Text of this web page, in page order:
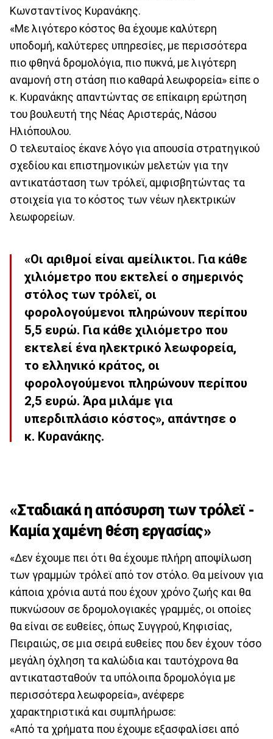
Κωνσταντίνος Κυρανάκης.
«Με λιγότερο κόστος θα έχουμε καλύτερη
υποδομή, καλύτερες υπηρεσίες, με περισσότερα
πιο φθηνά δρομολόγια, πιο πυκνά, με λιγότερη
αναμονή στη στάση πιο καθαρά λεωφορεία» είπε ο
κ. Κυρανάκης απαντώντας σε επίκαιρη ερώτηση
του βουλευτή της Νέας Αριστεράς, Νάσου
Ηλιόπουλου.
Ο τελευταίος έκανε λόγο για απουσία στρατηγικού
σχεδίου και επιστημονικών μελετών για την
αντικατάσταση των τρόλεϊ, αμφισβητώντας τα
στοιχεία για το κόστος των νέων ηλεκτρικών
λεωφορείων.
«Οι αριθμοί είναι αμείλικτοι. Για κάθε
χιλιόμετρο που εκτελεί ο σημερινός
στόλος των τρόλεϊ, οι
φορολογούμενοι πληρώνουν περίπου
5,5 ευρώ. Για κάθε χιλιόμετρο που
εκτελεί ένα ηλεκτρικό λεωφορεία,
το ελληνικό κράτος, οι
φορολογούμενοι πληρώνουν περίπου
2,5 ευρώ. Άρα μιλάμε για
υπερδιπλάσιο κόστος», απάντησε ο
κ. Κυρανάκης.
«Σταδιακά η απόσυρση των τρόλεϊ -
Καμία χαμένη θέση εργασίας»
«Δεν έχουμε πει ότι θα έχουμε πλήρη αποψίλωση
των γραμμών τρόλεϊ από τον στόλο. Θα μείνουν για
κάποια χρόνια αυτά που έχουν χρόνο ζωής και θα
πυκνώσουν σε δρομολογιακές γραμμές, οι οποίες
θα είναι σε ευθείες, όπως Συγγρού, Κηφισίας,
Πειραιώς, σε μια σειρά ευθείες που δεν έχουν τόσο
μεγάλη όχληση τα καλώδια και ταυτόχρονα θα
αντικατασταθούν τα υπόλοιπα δρομολόγια με
περισσότερα λεωφορεία», ανέφερε
χαρακτηριστικά και συμπλήρωσε:
«Από τα χρήματα που έχουμε εξασφαλίσει από